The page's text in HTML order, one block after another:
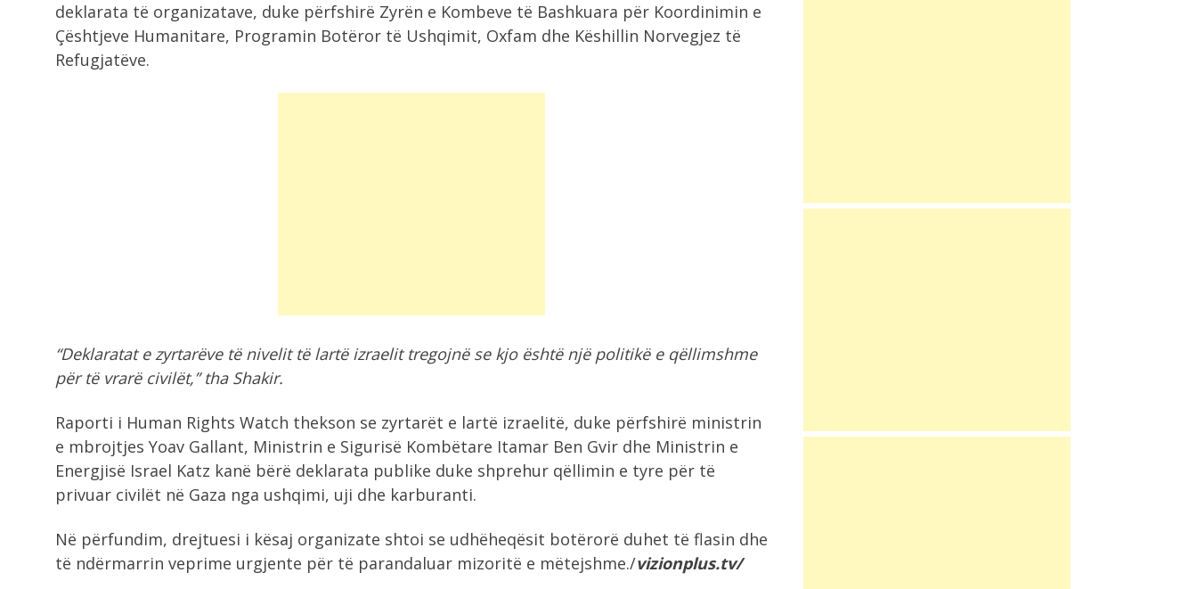
deklarata të organizatave, duke përfshirë Zyrën e Kombeve të Bashkuara për Koordinimin e
Çështjeve Humanitare, Programin Botëror të Ushqimit, Oxfam dhe Këshillin Norvegjez të
Refugjatëve.
“Deklaratat e zyrtarëve të nivelit të lartë izraelit tregojnë se kjo është një politikë e qëllimshme
për të vrarë civilët,” tha Shakir.
Raporti i Human Rights Watch thekson se zyrtarët e lartë izraelitë, duke përfshirë ministrin
e mbrojtjes Yoav Gallant, Ministrin e Sigurisë Kombëtare Itamar Ben Gvir dhe Ministrin e
Energjisë Israel Katz kanë bërë deklarata publike duke shprehur qëllimin e tyre për të
privuar civilët në Gaza nga ushqimi, uji dhe karburanti.
Në përfundim, drejtuesi i kësaj organizate shtoi se udhëheqësit botërorë duhet të flasin dhe
të ndërmarrin veprime urgjente për të parandaluar mizoritë e mëtejshme./vizionplus.tv/